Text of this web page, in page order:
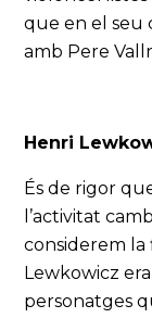
que en el seu
amb Pere
Henri
És de rigor
l’activitat
considerem la
Lewkowicz
personatges